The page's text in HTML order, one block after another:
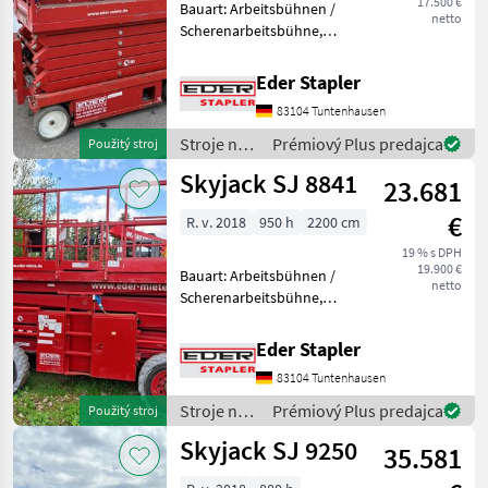
Použitý stroj
netto
Bauart: Arbeitsbühnen /
Scherenarbeitsbühne,
2210mm, Bereifung vorne:
Vollgummi , Bereifung
hinten: Vollgummi ,
Sonderausstattungbeschrei
Eder Stapler
83104 Tuntenhausen
Stroje na
stavbu /
Skyjack
Prémiový Plus predajca
Použitý stroj
Skyjack SJ 8841
23.681
€
19 % s DPH
19.900 €
netto
R. v. 2018 950 h 2200 cm
Bauart: Arbeitsbühnen /
Scherenarbeitsbühne,
2900mm, Bereifung vorne:
Non Marking , Bereifung
hinten: Non Marking ,
Sonderausstattungbesc
Eder Stapler
83104 Tuntenhausen
Stroje na
stavbu /
Skyjack
Prémiový Plus predajca
Skyjack SJ 9250
35.581